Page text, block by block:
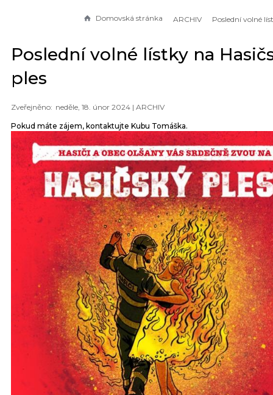
Domovská stránka ARCHIV
Poslední volné lístky na
ples
neděle, 18. únor 2024 | ARCHIV
Pokud máte zájem, kontaktujte Kubu Tomáška.